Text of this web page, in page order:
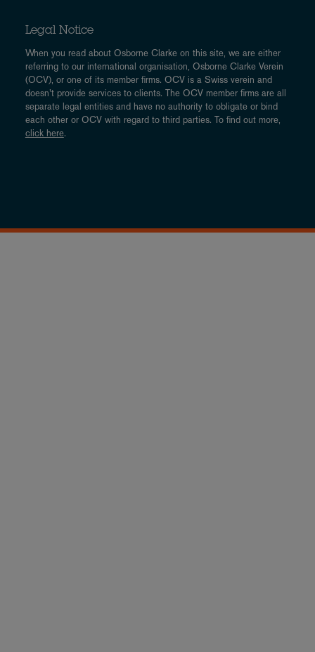
Legal Notice
When you read about Osborne Clarke on this site, we are either
referring to our international organisation, Osborne Clarke Verein
(OCV), or one of its member firms. OCV is a Swiss verein and
doesn’t provide services to clients. The OCV member firms are all
separate legal entities and have no authority to obligate or bind
each other or OCV with regard to third parties. To find out more,
click here.